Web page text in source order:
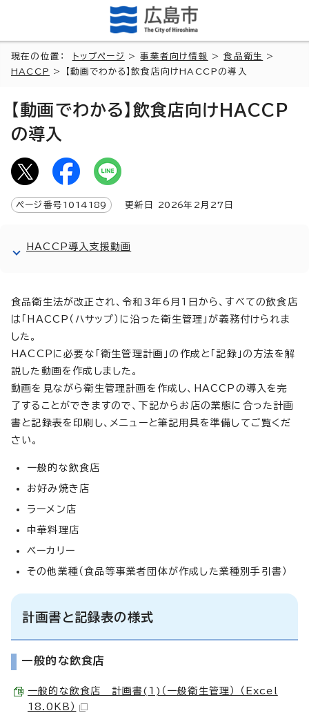
現在の位置： トップページ >事業者向け情報 >食品衛生
>
HACCP
> 【動画でわかる】飲食店向けHACCPの導入
【動画でわかる】飲食店向けHACCP
の導入
ページ番号 1014189 更新日 2026年2月 27 日
HACCP導入支援動画
食品衛生法が改正され、令和3年6月1日から、すべての飲食店
は「HACCP（ハサップ）に沿った衛生管理」が義務付けられま
した。
HACCPに必要な「衛生管理計画」の作成と「記録」の方法を解
説した動画を作成しました。
動画を見ながら衛生管理計画を作成し、HACCPの導入を完
了することができますので、下記からお店の業態に合った計画
書と記録表を印刷し、メニューと筆記用具を準備してご覧くだ
さい。
一般的な飲食店
お好み焼き店
ラーメン店
中華料理店
ベーカリー
その他業種（食品等事業者団体が作成した業種別手引書）
計画書と記録表の様式
一般的な飲食店
一般的な飲食店 計画書(1)（一般衛生管理） （Excel
18.0KB）